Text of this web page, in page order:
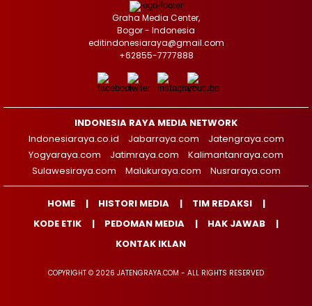
Graha Media Center,
Bogor - Indonesia
editindonesiaraya@gmail.com
+62855-7777888
INDONESIA RAYA MEDIA NETWORK
Indonesiaraya.co.id
Jabarraya.com
Jatengraya.com
Yogyaraya.com
Jatimraya.com
Kalimantanraya.com
Sulawesiraya.com
Malukuraya.com Nusraraya.com
HOME HISTORI MEDIA
TIM REDAKSI
KODE ETIK
PEDOMAN MEDIA
HAK JAWAB
KONTAK IKLAN
COPYRIGHT © 2026 JATENGRAYA.COM - ALL RIGHTS RESERVED